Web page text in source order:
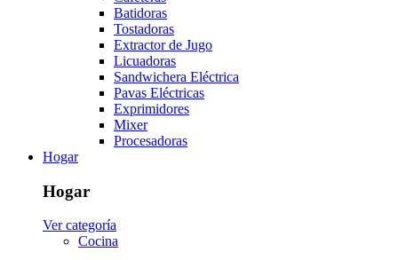
Batidoras
Tostadoras
Extractor de Jugo
Licuadoras
Sandwichera Eléctrica
Pavas Eléctricas
Exprimidores
Mixer
Procesadoras
Hogar
Hogar
Ver categoría
Cocina